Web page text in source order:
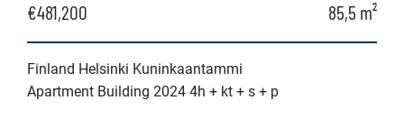
€481,200 85,5 m²
Finland Helsinki Kuninkaantammi
Apartment Building 2024 4h + kt + s + p